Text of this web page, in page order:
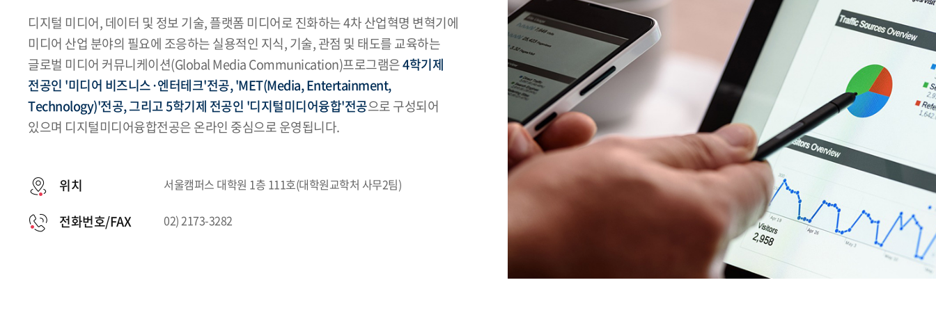
디지털 미디어, 데이터 및 정보 기술, 플랫폼 미디어로 진화하는 4차 산업혁명 변혁기에
미디어 산업 분야의 필요에 조응하는 실용적인 지식, 기술, 관점 및 태도를 교육하는
글로벌 미디어 커뮤니케이션(Global Media Communication)프로그램은4학기제
전공인 '미디어 비즈니스·엔터테크'전공, 'MET(Media, Entertainment,
Technology)'전공, 그리고 5학기제 전공인 '디지털미디어융합'전공으로 구성되어
있으며 디지털미디어융합전공은 온라인 중심으로 운영됩니다.
위치 서울캠퍼스 대학원 1층 111호(대학원교학처 사무2팀)
전화번호/FAX 02) 2173-3282